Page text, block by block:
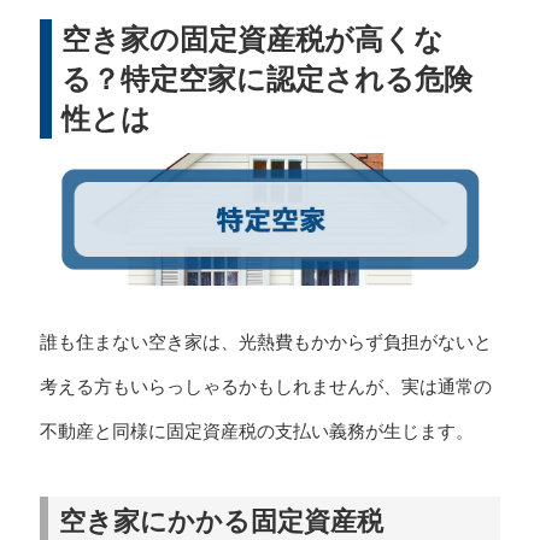
空き家の固定資産税が高くな
る？特定空家に認定される危険
性とは
誰も住まない空き家は、光熱費もかからず負担がないと
考える方もいらっしゃるかもしれませんが、実は通常の
不動産と同様に固定資産税の支払い義務が生じます。
空き家にかかる固定資産税